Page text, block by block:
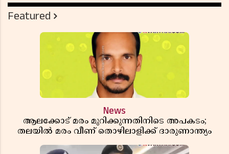
Featured
News
ആലക്കോട് മരം മുറിക്കുന്നതിനിടെ അപകടം;
തലയിൽ മരം വീണ് തൊഴിലാളിക്ക് ദാരുണാന്ത്യം